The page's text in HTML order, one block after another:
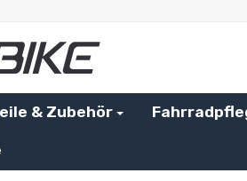
& Zubehör